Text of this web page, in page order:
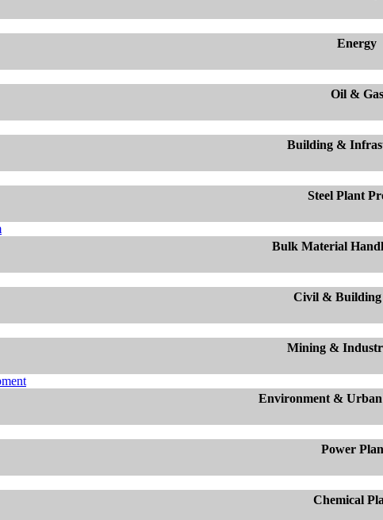
Energy
Oil & Gas
Building &
Steel Plant
Bulk Material
Civil & Building
Mining &
Environment & Urban
Power
Chemical